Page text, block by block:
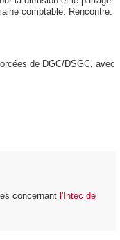
comptable. Rencontre.
de DGC/DSGC, avec
concernant l'Intec de